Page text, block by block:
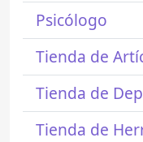
Psicólogo
Tienda de
Tienda de
Tienda de